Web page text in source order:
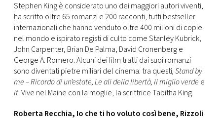
Stephen King è considerato uno dei maggiori autori viventi,
ha scritto oltre 65 romanzi e 200 racconti, tutti bestseller
internazionali che hanno venduto oltre 400 milioni di copie
nel mondo e ispirato registi di culto come Stanley Kubrick,
John Carpenter, Brian De Palma, David Cronenberg e
George A. Romero. Alcuni dei film tratti dai suoi romanzi
sono diventati pietre miliari del cinema: tra questi, Stand by
me – Ricordo di un’estate, Le ali della libertà, Il miglio verde e
It. Vive nel Maine con la moglie, la scrittrice Tabitha King.
Roberta Recchia, Io che ti ho voluto così bene, Rizzoli